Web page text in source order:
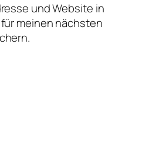
und Website in
meinen nächsten